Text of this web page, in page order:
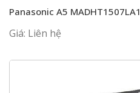
Panasonic A5 MADHT1507LA1
Giá: Liên hệ